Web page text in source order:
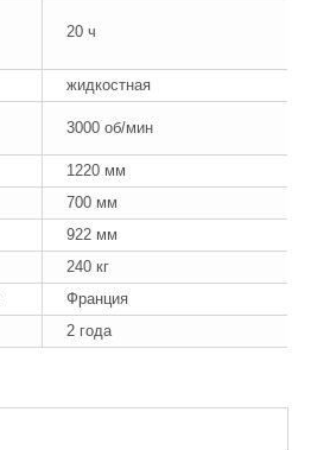
20 ч
жидкостная
3000 об/мин
1220 мм
700 мм
922 мм
240 кг
Франция
2 года